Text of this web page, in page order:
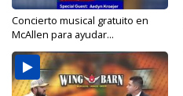
Concierto musical gratuito en
McAllen para ayudar...